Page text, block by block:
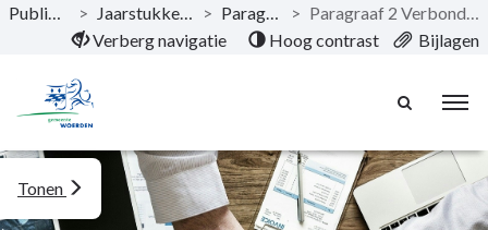
Naar hoofdinhoud
Publicaties > Jaarstukken 2021 > Paragrafen >
Paragraaf 2 Verbonden partijen
Verberg navigatie
Hoog contrast Bijlagen
Tonen